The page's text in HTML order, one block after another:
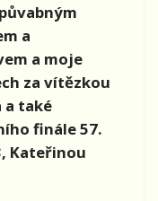
a
a moje
za vítězkou
a také
ho finále 57.
Kateřinou